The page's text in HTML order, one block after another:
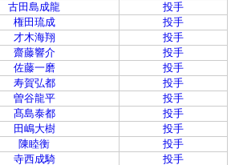
古田島成龍
投手
権田琉成
投手
才木海翔
投手
齋藤響介
投手
佐藤一磨
投手
寿賀弘都
投手
曽谷龍平
投手
髙島泰都
投手
田嶋大樹
投手
陳睦衡
投手
寺西成騎
投手